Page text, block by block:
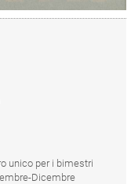
unico per i bimestri
Dicembre